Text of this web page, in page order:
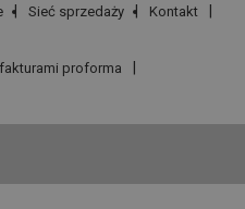
Sieć sprzedaży
Kontakt
proforma